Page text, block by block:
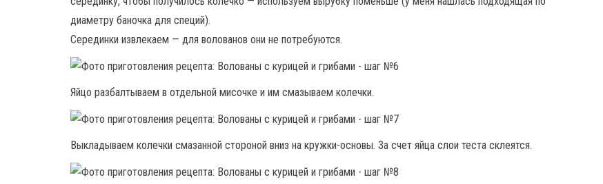
диаметру баночка для специй).
Серединки извлекаем — для волованов они не потребуются.
Яйцо разбалтываем в отдельной мисочке и им смазываем колечки.
Выкладываем колечки смазанной стороной вниз на кружки-основы. За счет яйца слои теста склеятся.